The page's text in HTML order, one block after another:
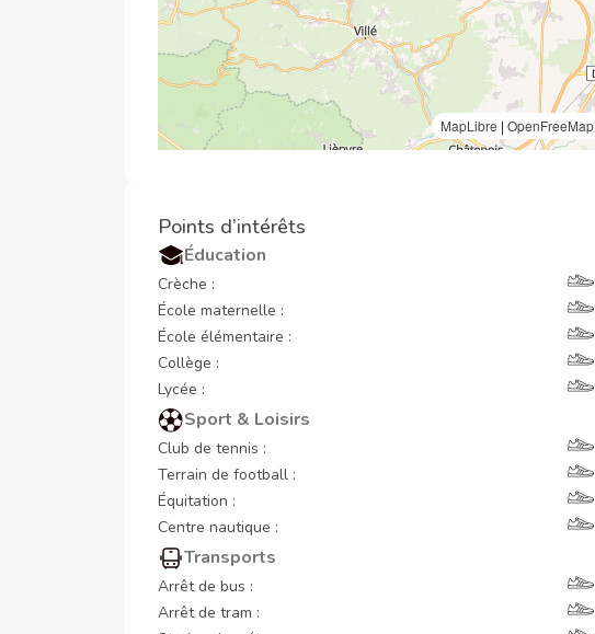
MapLibre | OpenFreeMap
Points d’intérêts
Éducation
Crèche :
École maternelle :
École élémentaire :
Collège :
Lycée :
Sport & Loisirs
Club de tennis :
Terrain de football :
Équitation :
Centre nautique :
Transports
Arrêt de bus :
Arrêt de tram :